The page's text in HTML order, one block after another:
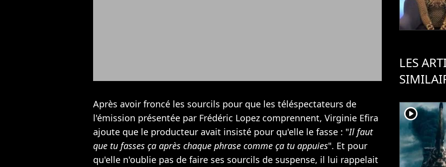
Après avoir froncé les sourcils pour que les téléspectateurs de
l'émission présentée par Frédéric Lopez comprennent, Virginie Efira
ajoute que le producteur avait insisté pour qu'elle le fasse : "Il faut
que tu fasses ça après chaque phrase comme ça tu appuies". Et pour
qu'elle n'oublie pas de faire ses sourcils de suspense, il lui rappelait
LES
player2